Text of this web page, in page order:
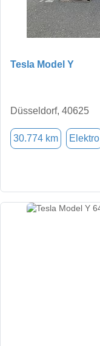
Tesla Model Y
Düsseldorf, 40625
30.774 km Elektro